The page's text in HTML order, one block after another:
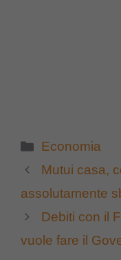
Categorie
Economia
Mutui casa,
assolutamente
Debiti con il
vuole fare il